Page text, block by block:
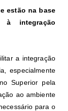
estão na base
integração
a integração
especialmente
Superior pela
ao ambiente
para o